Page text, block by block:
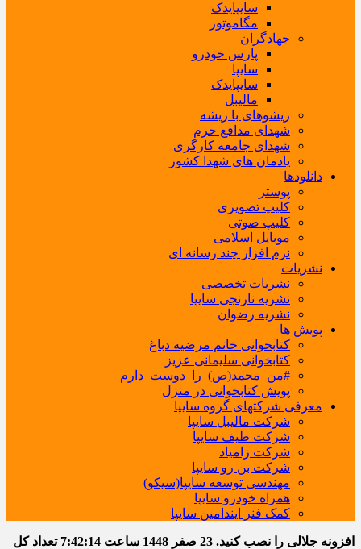
سایپایدک
مگاموتور
جهادگران
پارس خودرو
سایپا
سایپایدک
مالیبل
ریشوهای با ریشه
شهدای مدافع حرم
شهدای جامعه کارگری
یادمان های شهدا کشور
دانلودها
پوستر
کلیپ تصویری
کلیپ صوتی
موبایل اسلامی
نرم افزار چند رسانه ای
نشریات
نشریات تخصصی
نشریه نارنجی سایپا
نشریه رضوان
پویش ها
کتابخوانی خانم مرضیه دباغ
کتابخوانی سلیمانی عزیز
#من_محمد(ص)_را_دوست_دارم
پویش کتابخوانی در منزل
معرفی شرکتهای گروه سایپا
شرکت مالیبل سایپا
شرکت طیف سایپا
شرکت زامیاد
شرکت بن رو سایپا
مهندسی توسعه سایپا(سیکو)
همراه خودرو سایپا
کمک فنر ایندامین سایپا
افزونه جلالی را نصب کنید. 23 صفر 1448 ساعت 7:42:14 تعداد کل